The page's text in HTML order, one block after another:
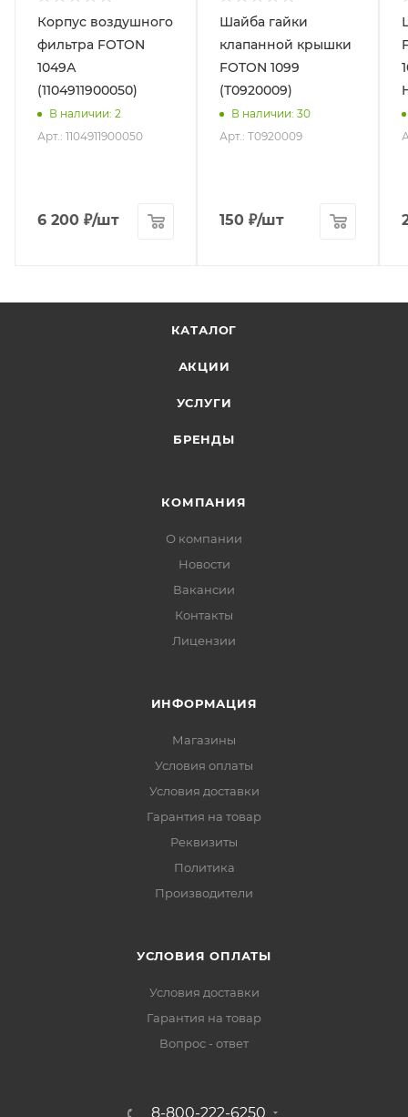
Корпус воздушного
фильтра FOTON
1049А
(1104911900050)
В наличии: 2
Арт.: 1104911900050
6 200 ₽/шт
Шайба гайки
клапанной крышки
FOTON 1099
(T0920009)
В наличии: 30
Арт.: T0920009
150 ₽/шт
КАТАЛОГ
АКЦИИ
УСЛУГИ
БРЕНДЫ
КОМПАНИЯ
О компании
Новости
Вакансии
Контакты
Лицензии
ИНФОРМАЦИЯ
Магазины
Условия оплаты
Условия доставки
Гарантия на товар
Реквизиты
Политика
Производители
УСЛОВИЯ ОПЛАТЫ
Условия доставки
Гарантия на товар
Вопрос - ответ
8-800-222-6250